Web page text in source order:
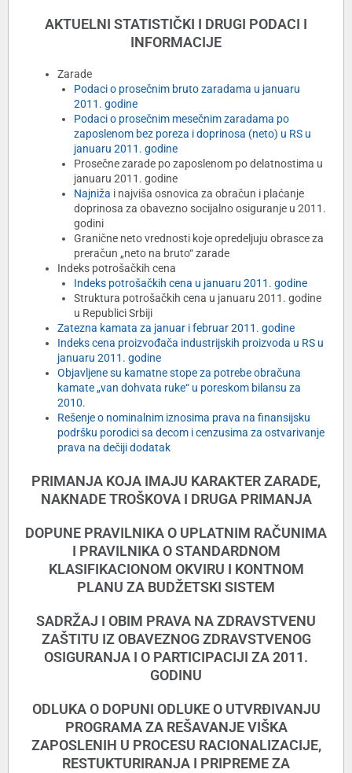
AKTUELNI STATISTIČKI I DRUGI PODACI I
INFORMACIJE
Zarade
Podaci o prosečnim bruto zaradama u januaru
2011. godine
Podaci o prosečnim mesečnim zaradama po
zaposlenom bez poreza i doprinosa (neto) u RS u
januaru 2011. godine
Prosečne zarade po zaposlenom po delatnostima u
januaru 2011. godine
Najniža i najviša osnovica za obračun i plaćanje
doprinosa za obavezno socijalno osiguranje u 2011.
godini
Granične neto vrednosti koje opredeljuju obrasce za
preračun „neto na bruto“ zarade
Indeks potrošačkih cena
Indeks potrošačkih cena u januaru 2011. godine
Struktura potrošačkih cena u januaru 2011. godine
u Republici Srbiji
Zatezna kamata za januar i februar 2011. godine
Indeks cena proizvođača industrijskih proizvoda u RS u
januaru 2011. godine
Objavljene su kamatne stope za potrebe obračuna
kamate „van dohvata ruke“ u poreskom bilansu za
2010.
Rešenje o nominalnim iznosima prava na finansijsku
podršku porodici sa decom i cenzusima za ostvarivanje
prava na dečiji dodatak
PRIMANJA KOJA IMAJU KARAKTER ZARADE,
NAKNADE TROŠKOVA I DRUGA PRIMANJA
DOPUNE PRAVILNIKA O UPLATNIM RAČUNIMA
I PRAVILNIKA O STANDARDNOM
KLASIFIKACIONOM OKVIRU I KONTNOM
PLANU ZA BUDŽETSKI SISTEM
SADRŽAJ I OBIM PRAVA NA ZDRAVSTVENU
ZAŠTITU IZ OBAVEZNOG ZDRAVSTVENOG
OSIGURANJA I O PARTICIPACIJI ZA 2011.
GODINU
ODLUKA O DOPUNI ODLUKE O UTVRĐIVANJU
PROGRAMA ZA REŠAVANJE VIŠKA
ZAPOSLENIH U PROCESU RACIONALIZACIJE,
RESTUKTURIRANJA I PRIPREME ZA